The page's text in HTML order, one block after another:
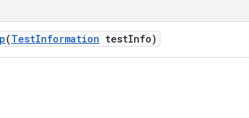
(TestInformation testInfo)